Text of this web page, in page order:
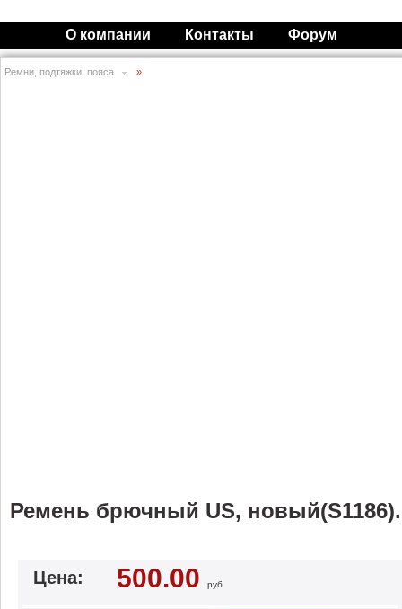
О компании Контакты Форум
Ремни, подтяжки, пояса »
Ремень брючный US, новый(S1186).
Цена: 500.00 руб